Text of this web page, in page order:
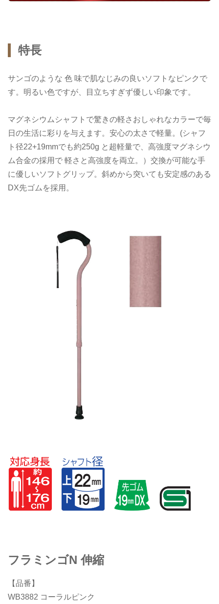
特長
サンゴのような 色 味で肌なじみの良いソフトなピンクで
す。明るい色ですが、目立ちすぎず優しい印象です。
マグネシウムシャフトで驚きの軽さおしゃれなカラーで毎
日の生活に彩りを与えます。安心の太さで軽量。(シャフ
ト径22+19mmでも約250g と超軽量で、高強度マグネシウ
ム合金の採用で 軽さと高強度を両立。）交換が可能な手
に優しいソフトグリップ。斜めから突いても安定感のある
DX先ゴムを採用。
フラミンゴN 伸縮
【品番】
WB3882 コーラルピンク